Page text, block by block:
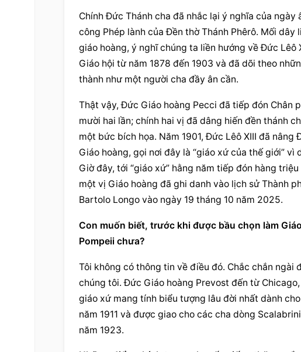
Chính Đức Thánh cha đã nhắc lại ý nghĩa của
công Phép lành của Đền thờ Thánh Phêrô. Mối
giáo hoàng, ý nghĩ chúng ta liền hướng về Đức Lêô
Giáo hội từ năm 1878 đến 1903 và đã dõi theo
thành như một người cha đầy ân cần.
Thật vậy, Đức Giáo hoàng Pecci đã tiếp đón Chân
mười hai lần; chính hai vị đã dâng hiến đền thánh
một bức bích họa. Năm 1901, Đức Lêô XIII đã
Giáo hoàng, gọi nơi đây là “giáo xứ của thế giới” vì
Giờ đây, tới “giáo xứ” hằng năm tiếp đón hàng
một vị Giáo hoàng đã ghi danh vào lịch sử Thành
Bartolo Longo vào ngày 19 tháng 10 năm 2025.
Con muốn biết, trước khi được bầu chọn làm
Pompeii chưa?
Tôi không có thông tin về điều đó. Chắc chắn
chúng tôi. Đức Giáo hoàng Prevost đến từ
giáo xứ mang tính biểu tượng lâu đời nhất dành
năm 1911 và được giao cho các cha dòng
năm 1923.